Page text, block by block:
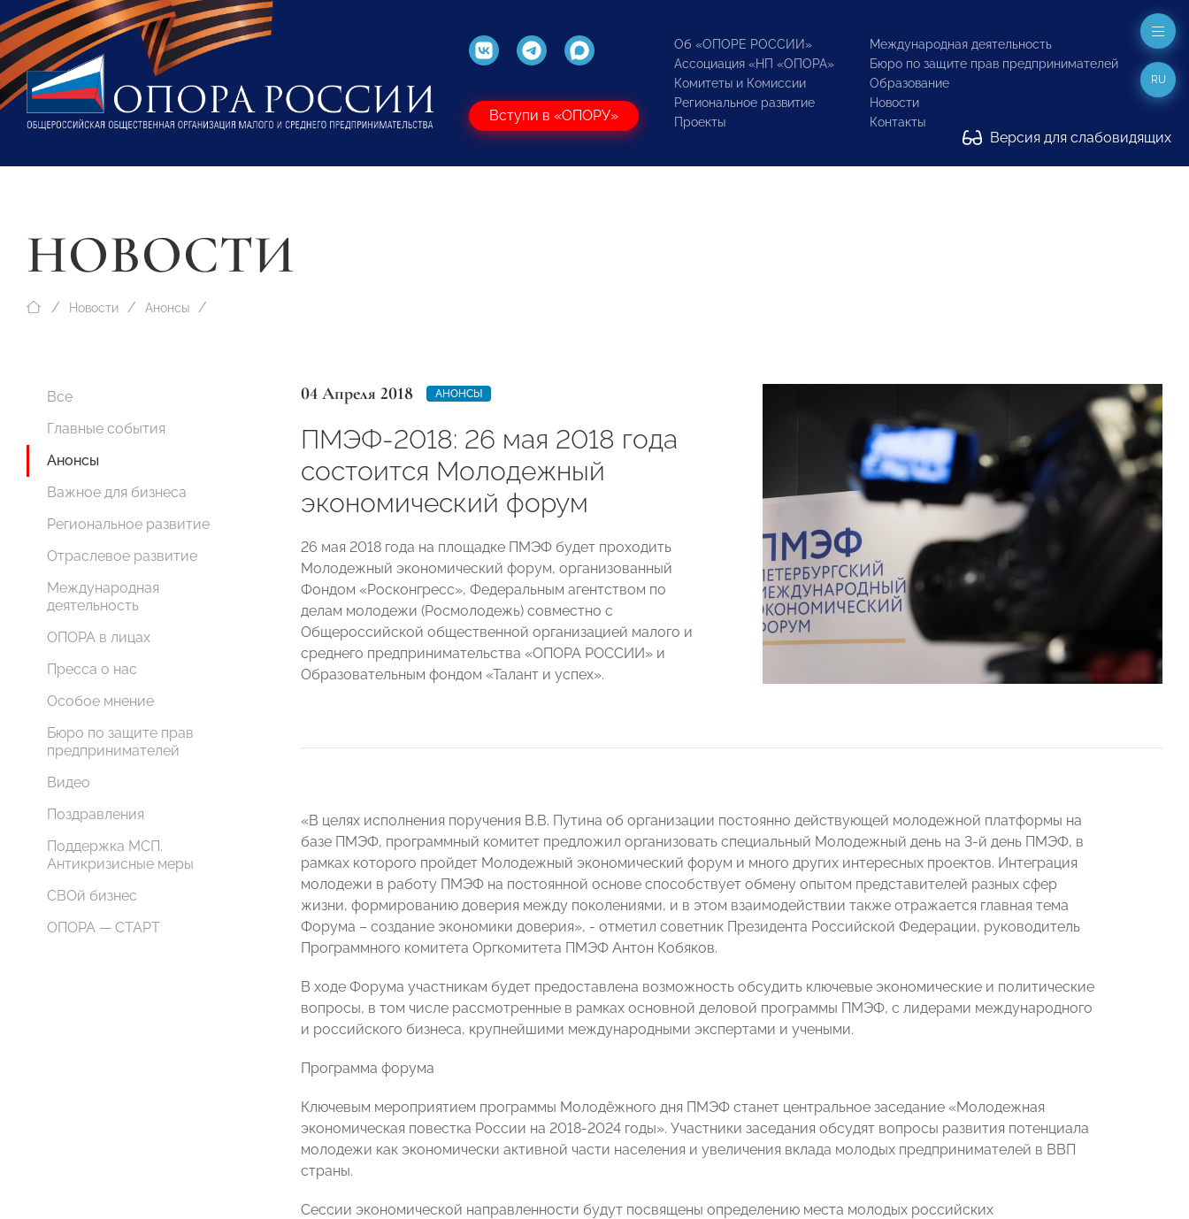
Вступи в «ОПОРУ»
Об «ОПОРЕ РОССИИ»
Ассоциация «НП «ОПОРА»
Комитеты и Комиссии
Региональное развитие
Проекты
Международная деятельность
Бюро по защите прав предпринимателей
Образование
Новости
Контакты
Версия для слабовидящих
RU
НОВОСТИ
Новости Анонсы
Все
Главные события
Анонсы
Важное для бизнеса
Региональное развитие
Отраслевое развитие
Международная
деятельность
ОПОРА в лицах
Пресса о нас
Особое мнение
Бюро по защите прав
предпринимателей
Видео
Поздравления
Поддержка МСП.
Антикризисные меры
СВОй бизнес
ОПОРА — СТАРТ
04 Апреля 2018 АНОНСЫ
ПМЭФ-2018: 26 мая 2018 года
состоится Молодежный
экономический форум
26 мая 2018 года на площадке ПМЭФ будет проходить
Молодежный экономический форум, организованный
Фондом «Росконгресс», Федеральным агентством по
делам молодежи (Росмолодежь) совместно с
Общероссийской общественной организацией малого и
среднего предпринимательства «ОПОРА РОССИИ» и
Образовательным фондом «Талант и успех».
«В целях исполнения поручения В.В. Путина об организации постоянно действующей молодежной платформы на
базе ПМЭФ, программный комитет предложил организовать специальный Молодежный день на 3-й день ПМЭФ, в
рамках которого пройдет Молодежный экономический форум и много других интересных проектов. Интеграция
молодежи в работу ПМЭФ на постоянной основе способствует обмену опытом представителей разных сфер
жизни, формированию доверия между поколениями, и в этом взаимодействии также отражается главная тема
Форума – создание экономики доверия», - отметил советник Президента Российской Федерации, руководитель
Программного комитета Оргкомитета ПМЭФ Антон Кобяков.
В ходе Форума участникам будет предоставлена возможность обсудить ключевые экономические и политические
вопросы, в том числе рассмотренные в рамках основной деловой программы ПМЭФ, с лидерами международного
и российского бизнеса, крупнейшими международными экспертами и учеными.
Программа форума
Ключевым мероприятием программы Молодёжного дня ПМЭФ станет центральное заседание «Молодежная
экономическая повестка России на 2018-2024 годы». Участники заседания обсудят вопросы развития потенциала
молодежи как экономически активной части населения и увеличения вклада молодых предпринимателей в ВВП
страны.
Сессии экономической направленности будут посвящены определению места молодых российских